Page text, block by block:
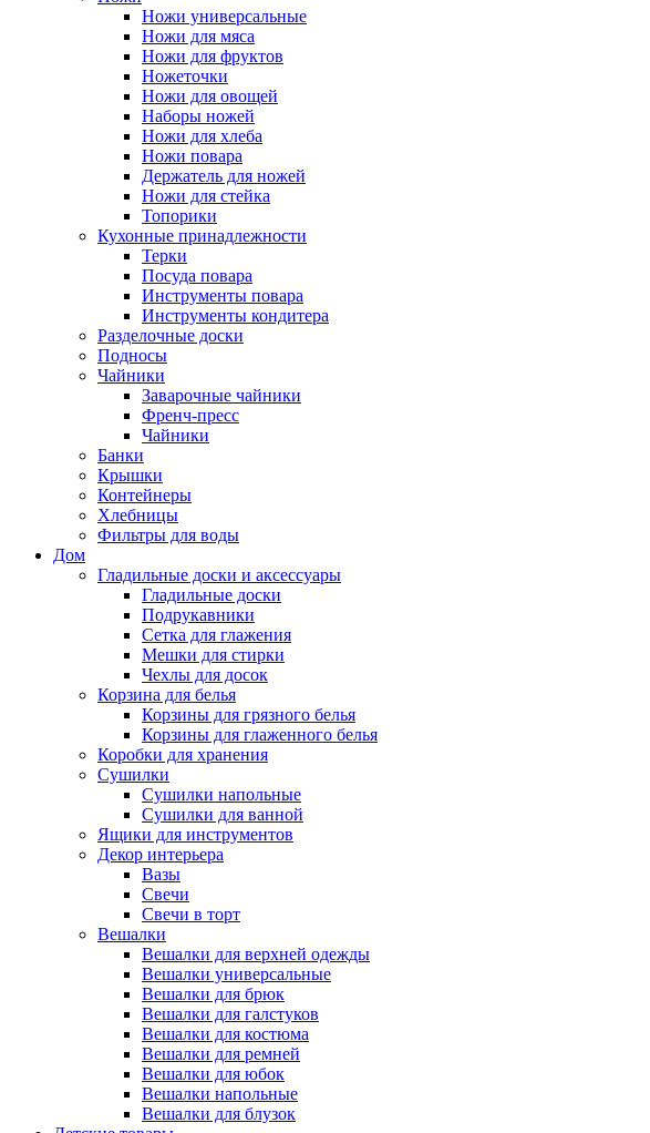
Ножи универсальные
Ножи для мяса
Ножи для фруктов
Ножеточки
Ножи для овощей
Наборы ножей
Ножи для хлеба
Ножи повара
Держатель для ножей
Ножи для стейка
Топорики
Кухонные принадлежности
Терки
Посуда повара
Инструменты повара
Инструменты кондитера
Разделочные доски
Подносы
Чайники
Заварочные чайники
Френч-пресс
Чайники
Банки
Крышки
Контейнеры
Хлебницы
Фильтры для воды
Дом
Гладильные доски и аксессуары
Гладильные доски
Подрукавники
Сетка для глажения
Мешки для стирки
Чехлы для досок
Корзина для белья
Корзины для грязного белья
Корзины для глаженного белья
Коробки для хранения
Сушилки
Сушилки напольные
Сушилки для ванной
Ящики для инструментов
Декор интерьера
Вазы
Свечи
Свечи в торт
Вешалки
Вешалки для верхней одежды
Вешалки универсальные
Вешалки для брюк
Вешалки для галстуков
Вешалки для костюма
Вешалки для ремней
Вешалки для юбок
Вешалки напольные
Вешалки для блузок